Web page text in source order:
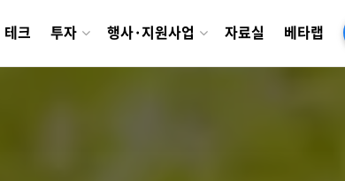
테크 투자 행사·지원사업 자료실 베타랩